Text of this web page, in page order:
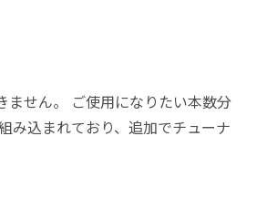
ません。 ご使用になりたい本数分
み込まれており、追加でチューナ